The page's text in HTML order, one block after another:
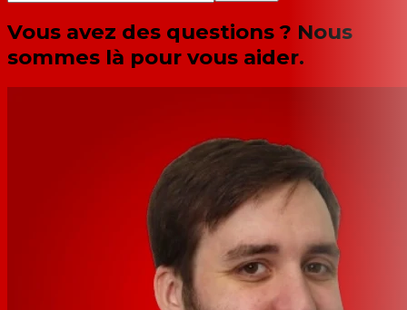
Vous avez des questions ? Nous
sommes là pour vous aider.